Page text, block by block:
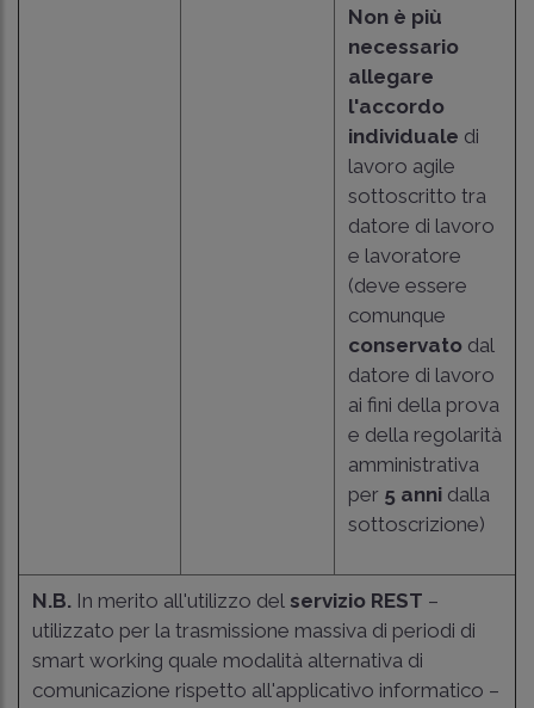
Non è più
necessario
allegare
l'accordo
individuale di
lavoro agile
sottoscritto tra
datore di lavoro
e lavoratore
(deve essere
comunque
conservato dal
datore di lavoro
ai fini della prova
e della regolarità
amministrativa
per 5 anni dalla
sottoscrizione)
N.B. In merito all'utilizzo del servizio REST –
utilizzato per la trasmissione massiva di periodi di
smart working quale modalità alternativa di
comunicazione rispetto all'applicativo informatico –